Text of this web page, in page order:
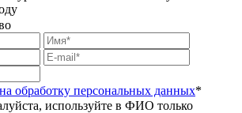
обработку персональных данных*
используйте в ФИО только